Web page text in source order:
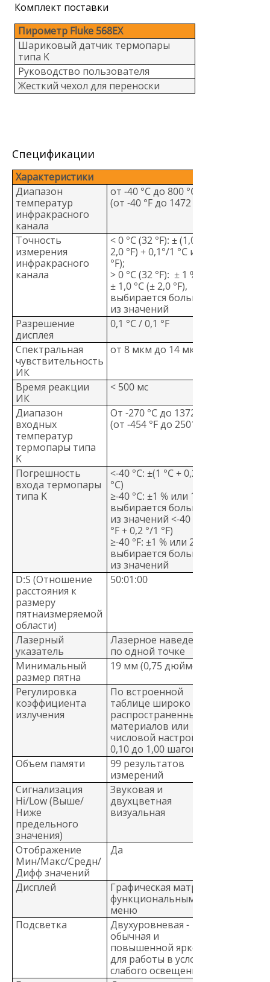
Комплект поставки
Пирометр Fluke 568EX
Шариковый датчик термопары
типа K
Руководство пользователя
Жесткий чехол для переноски
Спецификации
Характеристики
Диапазон
температур
инфракрасного
канала
от -40 °C до 800 °C
(от -40 °F до 1472 °F)
Точность
измерения
инфракрасного
канала
< 0 °C (32 °F): ± (1,0 °C (±
2,0 °F) + 0,1°/1 °C или
°F);
> 0 °C (32 °F): ± 1 % или
± 1,0 °C (± 2,0 °F),
выбирается большее
из значений
Разрешение
дисплея
0,1 °C / 0,1 °F
Спектральная
чувствительность
ИК
от 8 мкм до 14 мкм
Время реакции
ИК
< 500 мс
Диапазон
входных
температур
термопары типа
K
От -270 °C до 1372 °C
(от -454 °F до 2501 °F)
Погрешность
входа термопары
типа K
<-40 °C: ±(1 °C + 0,2 °/1
°C)
≥-40 °C: ±1 % или 1 °C,
выбирается большее
из значений <-40 °F: ±(2
°F + 0,2 °/1 °F)
≥-40 °F: ±1 % или 2 °F,
выбирается большее
из значений
D:S (Отношение
расстояния к
размеру
пятнаизмеряемой
области)
50:01:00
Лазерный
указатель
Лазерное наведение с
по одной точке
Минимальный
размер пятна
19 мм (0,75 дюймов)
Регулировка
коэффициента
излучения
По встроенной
таблице широко
распространенных
материалов или
числовой настройке от
0,10 до 1,00 шагом 0,01
Объем памяти
99 результатов
измерений
Сигнализация
Hi/Low (Выше/
Ниже
предельного
значения)
Звуковая и
двухцветная
визуальная
Отображение
Мин/Макс/Средн/
Дифф значений
Да
Дисплей
Графическая матрица с
функциональным
меню
Подсветка
Двухуровневая -
обычная и
повышенной яркости
для работы в условиях
слабого освещения